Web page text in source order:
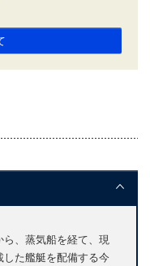
、蒸気船を経て、現
た艦艇を配備する今